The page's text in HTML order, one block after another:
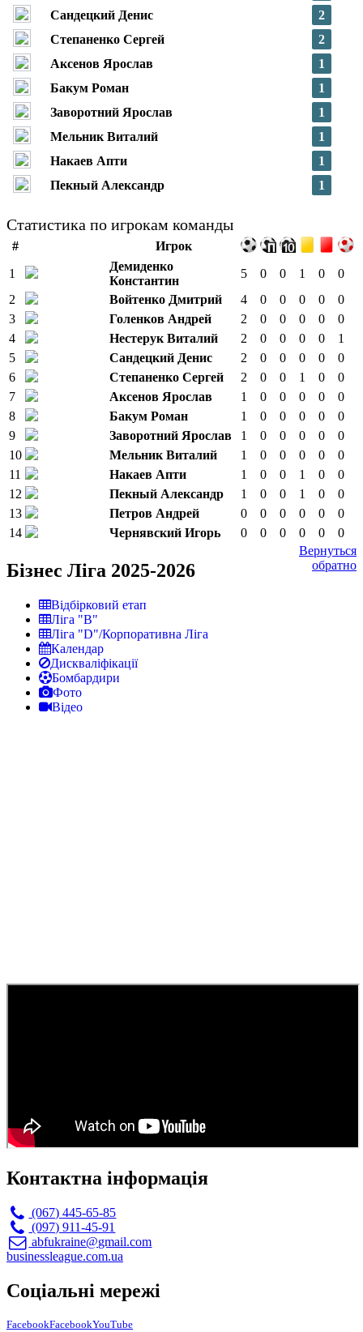
Сандецкий Денис
2
Степаненко Сергей
2
Аксенов Ярослав
1
Бакум Роман
1
Заворотний Ярослав
1
Мельник Виталий
1
Накаев Апти
1
Пекный Александр
1
Статистика по игрокам команды
#
Игрок
1
Демиденко
Константин
5 0 0 1 0
0
2
Войтенко Дмитрий 4 0 0 0 0
0
3
Голенков Андрей 2 0 0 0 0
0
4
Нестерук Виталий 2 0 0 0 0
1
5
Сандецкий Денис 2 0 0 0 0
0
6
Степаненко Сергей 2 0 0 1 0
0
7
Аксенов Ярослав 1 0 0 0 0
0
8
Бакум Роман 1 0 0 0 0
0
9
Заворотний Ярослав 1 0 0 0 0
0
10
Мельник Виталий 1 0 0 0 0
0
11
Накаев Апти 1 0 0 1 0
0
12
Пекный Александр 1 0 0 1 0
0
13
Петров Андрей 0 0 0 0 0
0
14
Чернявский Игорь 0 0 0 0 0
0
Вернуться
обратно
Бізнес Ліга 2025-2026
Відбірковий етап
Ліга "В"
Ліга "D"/Корпоративна Ліга
Календар
Дискваліфікації
Бомбардири
Фото
Відео
Контактна інформація
(067) 445-65-85
(097) 911-45-91
abfukraine@gmail.com
businessleague.com.ua
Соціальні мережі
FacebookFacebookYouTube